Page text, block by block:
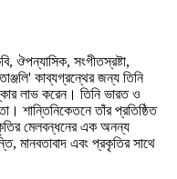
ঔপন্যাসিক, সংগীতস্রষ্টা,
কাব্যগ্রন্থের জন্য তিনি
লাভ করেন। তিনি ভারত ও
শান্তিনিকেতনে তাঁর প্রতিষ্ঠিত
মেলবন্ধনের এক অনন্য
মানবতাবাদ এবং প্রকৃতির সাথে